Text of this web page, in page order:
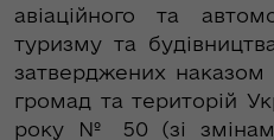
авіаційного та
туризму та
затверджених наказом
громад та територій
року № 50 (зі